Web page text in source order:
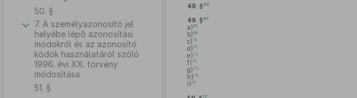
50. §
7. A személyazonosító jel
helyébe lépő azonosítási
módokról és az azonosító
kódok használatáról szóló
1996. évi XX. törvény
módosítása
51. §
48. § 66
49. § 67
a)68
b)69
c)70
d)71
e)72
f)73
g)74
h)75
i)76
77